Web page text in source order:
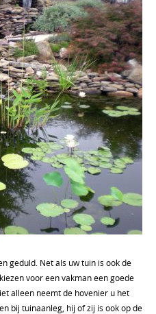
geduld. Net als uw tuin is ook de
voor een vakman een goede
alleen neemt de hovenier u het
bij tuinaanleg, hij of zij is ook op de